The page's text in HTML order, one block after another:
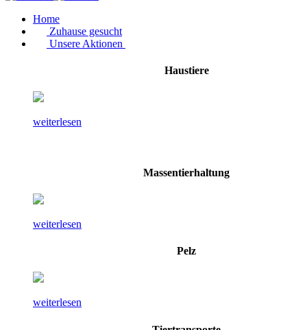
Home
Zuhause gesucht
Unsere Aktionen
Haustiere
weiterlesen
Massentierhaltung
weiterlesen
Pelz
weiterlesen